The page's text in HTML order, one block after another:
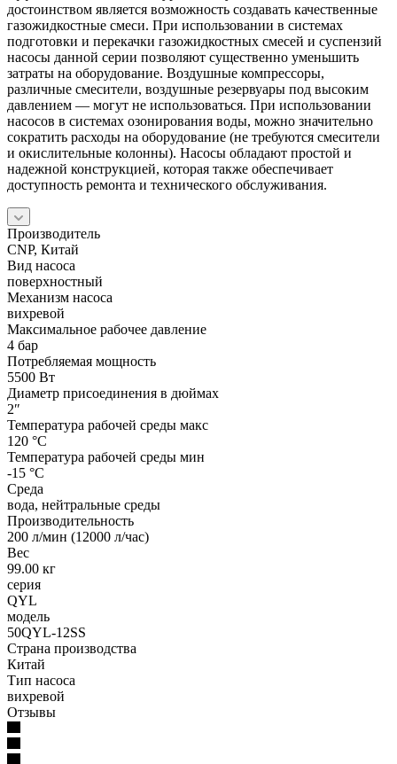
достоинством является возможность создавать качественные
газожидкостные смеси. При использовании в системах
подготовки и перекачки газожидкостных смесей и суспензий
насосы данной серии позволяют существенно уменьшить
затраты на оборудование. Воздушные компрессоры,
различные смесители, воздушные резервуары под высоким
давлением — могут не использоваться. При использовании
насосов в системах озонирования воды, можно значительно
сократить расходы на оборудование (не требуются смесители
и окислительные колонны). Насосы обладают простой и
надежной конструкцией, которая также обеспечивает
доступность ремонта и технического обслуживания.
Производитель
CNP, Китай
Вид насоса
поверхностный
Механизм насоса
вихревой
Максимальное рабочее давление
4 бар
Потребляемая мощность
5500 Вт
Диаметр присоединения в дюймах
2″
Температура рабочей среды макс
120 °С
Температура рабочей среды мин
-15 °С
Среда
вода, нейтральные среды
Производительность
200 л/мин (12000 л/час)
Вес
99.00 кг
серия
QYL
модель
50QYL-12SS
Страна производства
Китай
Тип насоса
вихревой
Отзывы